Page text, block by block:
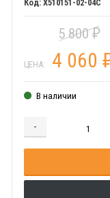
X510151-02-04C
5 800₽
ЦЕНА: 4 060
В наличии
-